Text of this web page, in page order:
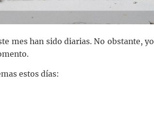
mes han sido diarias. No obstante, yo
estos días: